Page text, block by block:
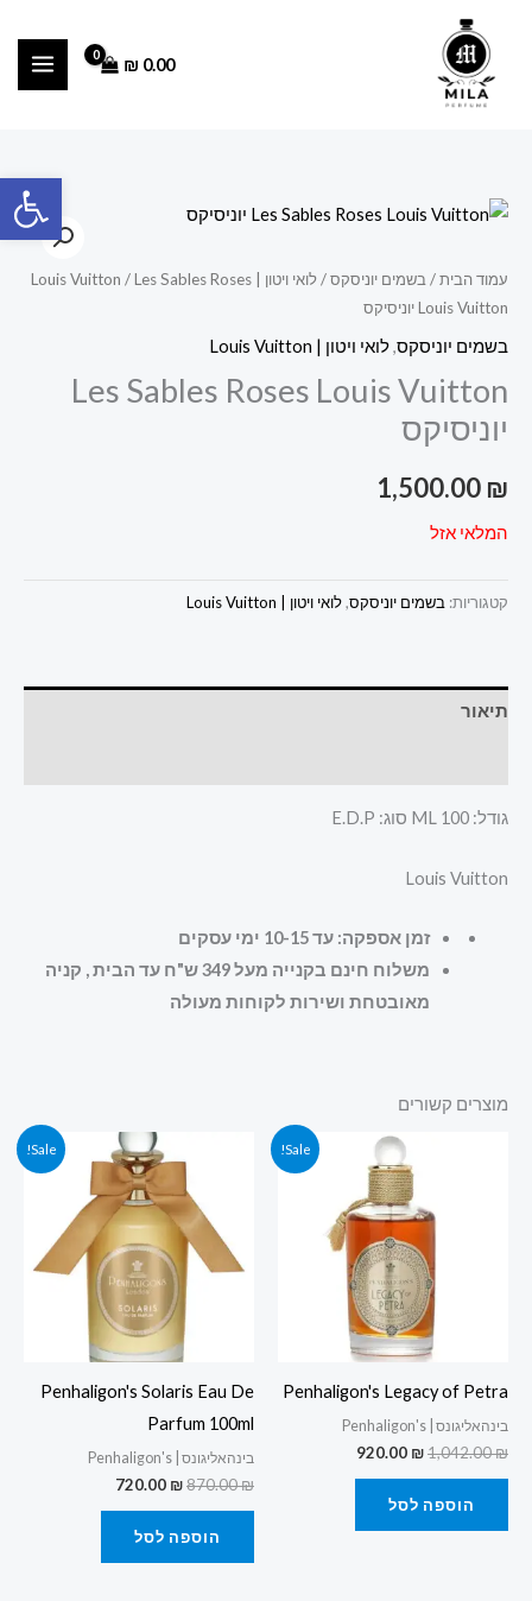
פתח
0.00
₪
עמוד הבית/בשמים יוניסקס/לואי ויטון | Louis Vuitton / Les Sables Roses
Louis Vuitton יוניסיקס
בשמים יוניסקס,לואי ויטון | Louis Vuitton
Les Sables Roses Louis Vuitton
יוניסיקס
1,500.00 ₪
המלאי אזל
קטגוריות: בשמים יוניסקס,לואי ויטון | Louis Vuitton
תיאור
גודל: 100 ML סוג: E.D.P
Louis Vuitton
זמן אספקה: עד 10-15 ימי עסקים
משלוח חינם בקנייה מעל 349 ש"ח עד הבית , קניה
מאובטחת ושירות לקוחות מעולה
מוצרים קשורים
Sale!
Penhaligon's Legacy of Petra
בינהאליגונס | Penhaligon's
1,042.00₪
המחיר
המקורי
היה:
1,042.00 ₪.
920.00 ₪
המחיר
הנוכחי
920.00 ₪.
הוספה לסל
Sale!
Penhaligon's Solaris Eau De
Parfum 100ml
בינהאליגונס | Penhaligon's
870.00₪
המחיר
המקורי
870.00 ₪.
720.00 ₪
הנוכחי
הוא:
720.00 ₪.
הוספה לסל